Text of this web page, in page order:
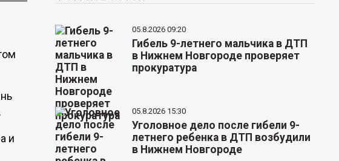
и
05.8.2026 09:20
Гибель 9-летнего мальчика в ДТП
в Нижнем Новгороде проверяет
прокуратура
05.8.2026 15:30
Уголовное дело после гибели 9-
летнего ребенка в ДТП возбудили
в Нижнем Новгороде